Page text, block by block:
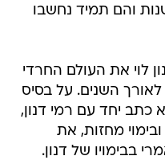
והם תמיד נחשבו
לוי את העולם החרדי
לאורך השנים. על בסיס
כתב יחד עם רמי דנון,
מחזות, את
בבימויו של דנון.